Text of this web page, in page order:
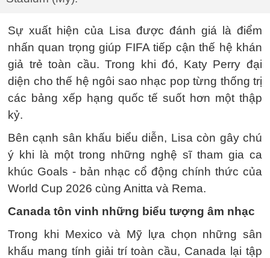
Sự xuất hiện của Lisa được đánh giá là điểm
nhấn quan trọng giúp FIFA tiếp cận thế hệ khán
giả trẻ toàn cầu. Trong khi đó, Katy Perry đại
diện cho thế hệ ngôi sao nhạc pop từng thống trị
các bảng xếp hạng quốc tế suốt hơn một thập
kỷ.
Bên cạnh sân khấu biểu diễn, Lisa còn gây chú
ý khi là một trong những nghệ sĩ tham gia ca
khúc Goals - bản nhạc cổ động chính thức của
World Cup 2026 cùng Anitta và Rema.
Canada tôn vinh những biểu tượng âm nhạc
Trong khi Mexico và Mỹ lựa chọn những sân
khấu mang tính giải trí toàn cầu, Canada lại tập